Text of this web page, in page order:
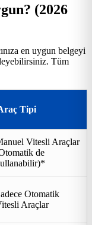
(2026
en uygun belgeyi
Tüm
Tipi
Vitesli Araçlar
de
Otomatik
Araçlar